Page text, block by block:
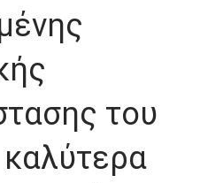
του
καλύτερα